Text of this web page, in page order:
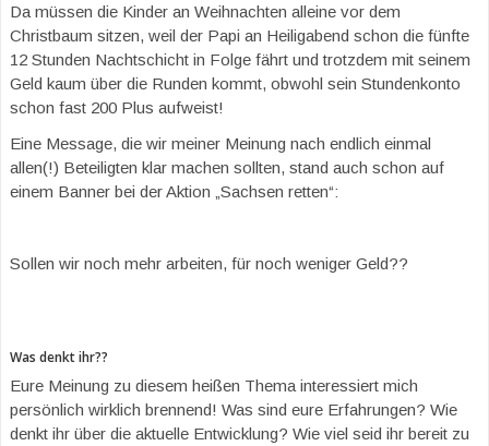
Da müssen die Kinder an Weihnachten alleine vor dem
Christbaum sitzen, weil der Papi an Heiligabend schon die fünfte
12 Stunden Nachtschicht in Folge fährt und trotzdem mit seinem
Geld kaum über die Runden kommt, obwohl sein Stundenkonto
schon fast 200 Plus aufweist!
Eine Message, die wir meiner Meinung nach endlich einmal
allen(!) Beteiligten klar machen sollten, stand auch schon auf
einem Banner bei der Aktion „Sachsen retten“:
Sollen wir noch mehr arbeiten, für noch weniger Geld??
Was denkt ihr??
Eure Meinung zu diesem heißen Thema interessiert mich
persönlich wirklich brennend! Was sind eure Erfahrungen? Wie
denkt ihr über die aktuelle Entwicklung? Wie viel seid ihr bereit zu